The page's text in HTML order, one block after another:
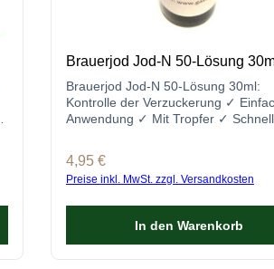
Brauerjod Jod-N 50-Lösung
Brauerjod Jod-N 50-Lösung 30ml:
Kontrolle der Verzuckerung ✓
Anwendung ✓ Mit Tropfer ✓
bestellen!
Regulärer Preis:
4,95 €
Preise inkl. MwSt. zzgl. Versandkosten
In den Warenkorb